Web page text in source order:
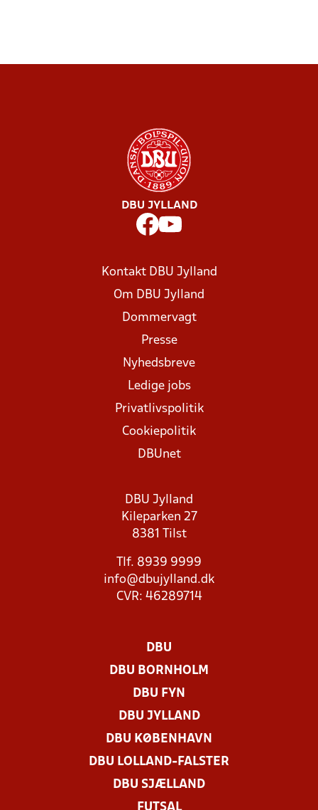
DBU JYLLAND
Kontakt DBU Jylland
Om DBU Jylland
Dommervagt
Presse
Nyhedsbreve
Ledige jobs
Privatlivspolitik
Cookiepolitik
DBUnet
DBU Jylland
Kileparken 27
8381 Tilst
Tlf. 8939 9999
info@dbujylland.dk
CVR: 46289714
DBU
DBU BORNHOLM
DBU FYN
DBU JYLLAND
DBU KØBENHAVN
DBU LOLLAND-FALSTER
DBU SJÆLLAND
FUTSAL